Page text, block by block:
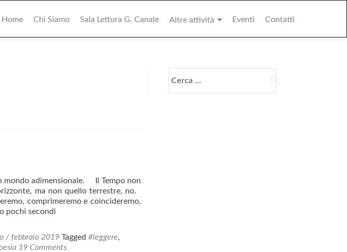
Menu
Home Chi Siamo Sala Lettura G. Canale Altre attività Eventi Contatti
mondo adimensionale. Il Tempo non
ma non quello terrestre, no.
comprimeremo e coincideremo,
pochi secondi
/ febbraio 2019 Tagged #leggere,
19 Comments
per: